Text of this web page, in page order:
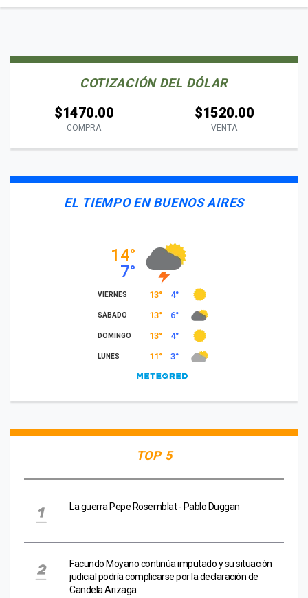
COTIZACIÓN DEL DÓLAR
$1470.00
COMPRA
$1520.00
VENTA
EL TIEMPO EN BUENOS AIRES
TOP 5
La guerra Pepe Rosemblat - Pablo Duggan
Facundo Moyano continúa imputado y su situación
judicial podría complicarse por la declaración de
Candela Arizaga